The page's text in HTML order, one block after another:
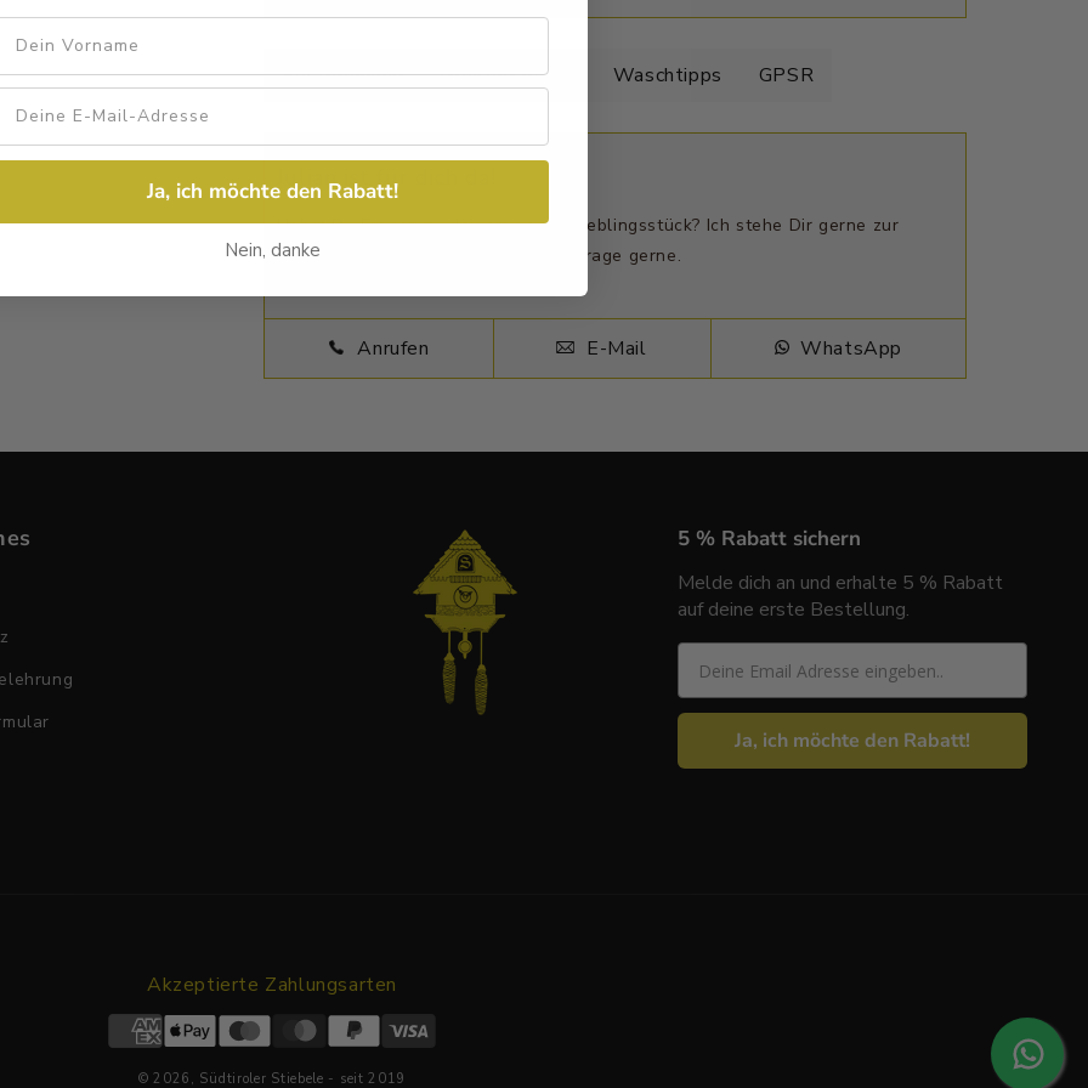
Beschreibung Größentabelle Waschtipps GPSR
Julian ist für dich da!
Habst Du Fragen zu deinem neuen Lieblingsstück? Ich stehe Dir gerne zur
Verfügung und beantworten Deine Frage gerne.
Anrufen E-Mail WhatsApp
5 % Rabatt sichern
Melde dich an und erhalte 5 % Rabatt
auf deine erste Bestellung.
Email
Ja, ich möchte den Rabatt!
Akzeptierte Zahlungsarten
© 2026, Südtiroler Stiebele - seit 2019
Ja, ich möchte den Rabatt!
Nein, danke